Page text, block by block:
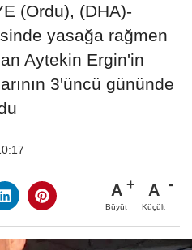
(Ordu), (DHA)-
yasağa rağmen
Aytekin Ergin'in
3'üncü gününde
A
Büyüt
A
Küçült